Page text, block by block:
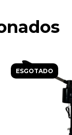
ESGOTADO